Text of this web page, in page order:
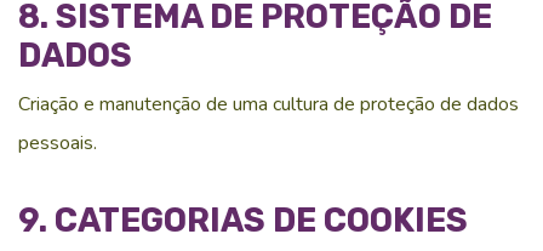
8. SISTEMA DE PROTEÇÃO DE
DADOS
Criação e manutenção de uma cultura de proteção de dados
pessoais.
9. CATEGORIAS DE COOKIES